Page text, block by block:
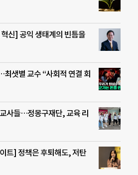
신] 공익 생태계의 빈틈을
샛별 교수 “사회적 연결 회
사들…정몽구재단, 교육 리
트] 정책은 후퇴해도, 저탄